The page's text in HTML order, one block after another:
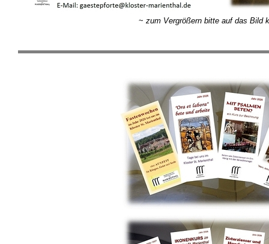
~ zum Vergrößern bitte auf das Bild